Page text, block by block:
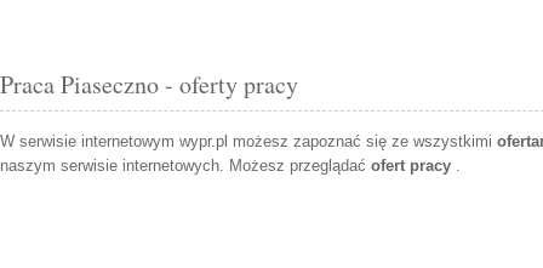
Praca Piaseczno - oferty pracy
W serwisie internetowym wypr.pl możesz zapoznać się ze wszystkimi
naszym serwisie internetowych. Możesz przeglądać ofert pracy .